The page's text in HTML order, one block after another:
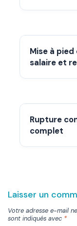
Mise à
salaire et
Rupture
complet
Laisser un
Votre adresse e-mail
sont indiqués avec *